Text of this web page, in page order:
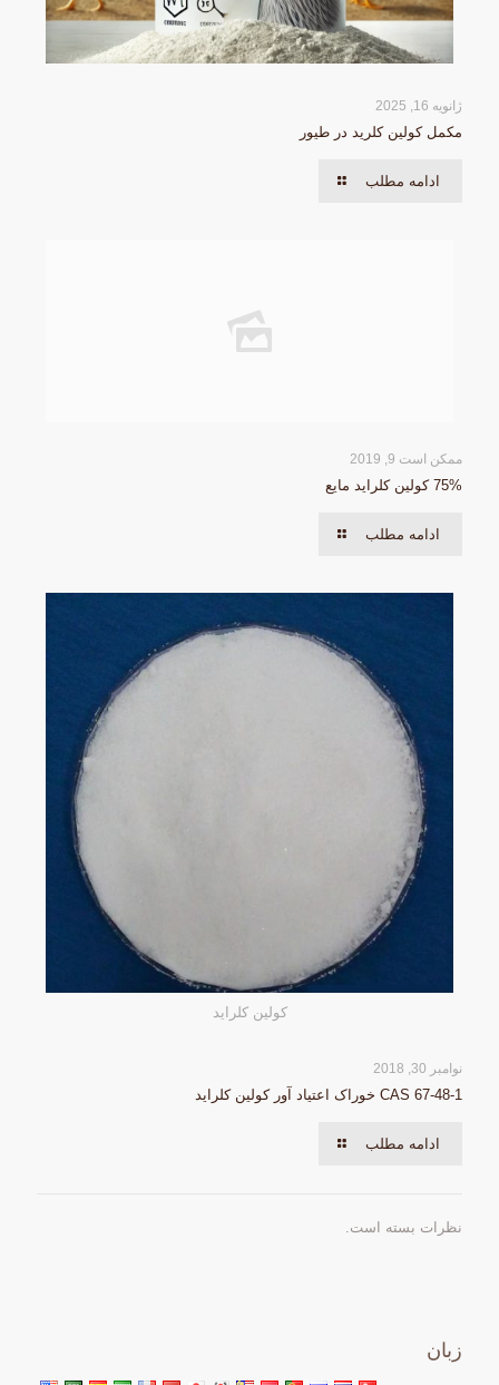
ژانویه 16, 2025
مکمل کولین کلرید در طیور
ادامه مطلب
ممکن است 9, 2019
75% کولین کلراید مایع
ادامه مطلب
کولین کلراید
نوامبر 30, 2018
CAS 67-48-1 خوراک اعتیاد آور کولین کلراید
ادامه مطلب
نظرات بسته است.
زبان